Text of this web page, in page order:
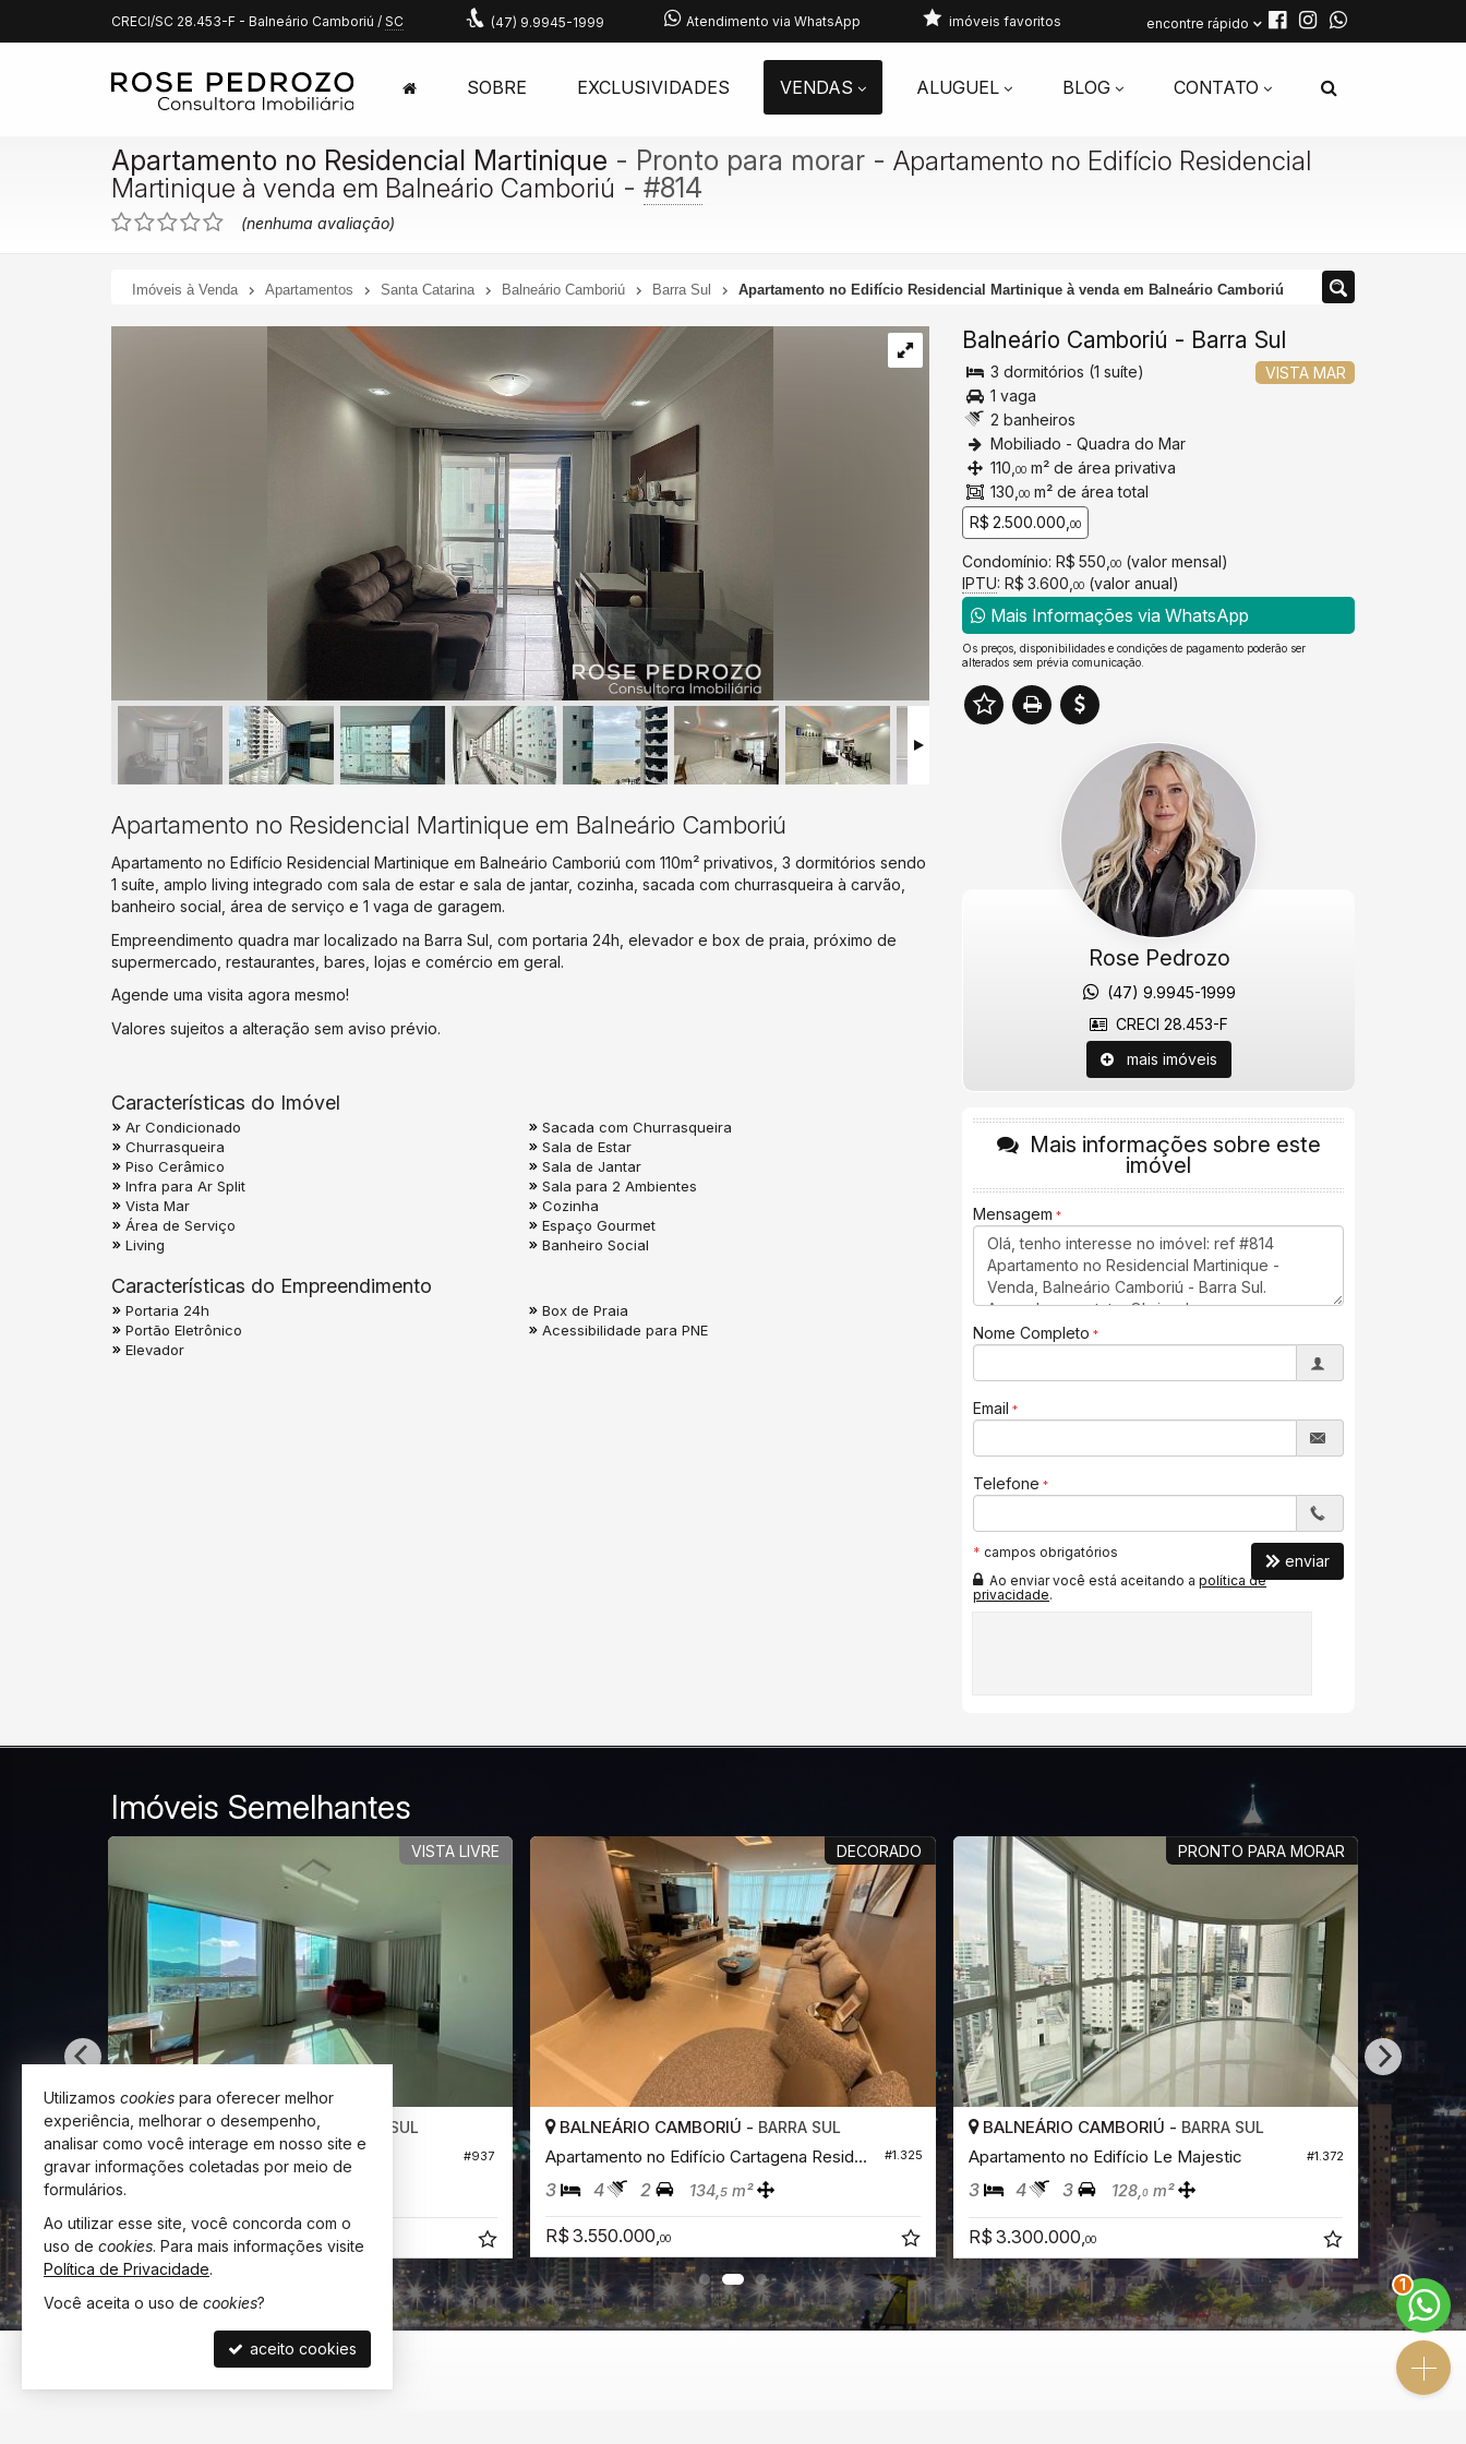
CRECI/SC 28.453-F - Balneário Camboriú / SC (47) 9.9945-1999 Atendimento via WhatsApp encontre rápido
imóveis favoritos
SOBRE EXCLUSIVIDADES VENDAS ALUGUEL BLOG CONTATO
Apartamento no Residencial Martinique - Pronto para morar - Apartamento no Edifício Residencial
Martinique à venda em Balneário Camboriú - #814
(nenhuma avaliação)
Imóveis à Venda Apartamentos Santa Catarina Balneário Camboriú Barra Sul Apartamento no Edifício Residencial Martinique à venda em Balneário Camboriú
Apartamento no Residencial Martinique em Balneário Camboriú
Apartamento no Edifício Residencial Martinique em Balneário Camboriú com 110m² privativos, 3 dormitórios sendo
1 suíte, amplo living integrado com sala de estar e sala de jantar, cozinha, sacada com churrasqueira à carvão,
banheiro social, área de serviço e 1 vaga de garagem.
Empreendimento quadra mar localizado na Barra Sul, com portaria 24h, elevador e box de praia, próximo de
supermercado, restaurantes, bares, lojas e comércio em geral.
Agende uma visita agora mesmo!
Valores sujeitos a alteração sem aviso prévio.
Características do Imóvel
Ar Condicionado
Churrasqueira
Piso Cerâmico
Infra para Ar Split
Vista Mar
Área de Serviço
Living
Sacada com Churrasqueira
Sala de Estar
Sala de Jantar
Sala para 2 Ambientes
Cozinha
Espaço Gourmet
Banheiro Social
Características do Empreendimento
Portaria 24h
Portão Eletrônico
Elevador
Box de Praia
Acessibilidade para PNE
Balneário Camboriú - Barra Sul
VISTA MAR
3 dormitórios (1 suíte)
1 vaga
2 banheiros
Mobiliado - Quadra do Mar
110, 00 m² de área privativa
130, 00 m² de área total
R$ 2.500.000, 00
Condomínio: R$ 550, 00 (valor mensal)
IPTU: R$ 3.600, 00 (valor anual)
Mais Informações via WhatsApp
Os preços, disponibilidades e condições de pagamento poderão ser
alterados sem prévia comunicação.
Rose Pedrozo
(47) 9.9945-1999
CRECI 28.453-F
mais imóveis
Mais informações sobre este
imóvel
Mensagem
Nome Completo
Email
Telefone
* campos obrigatórios
Ao enviar você está aceitando a política de
privacidade.
enviar
Imóveis Semelhantes
VISTA LIVRE
#937
BALNEÁRIO CAMBORIÚ - BARRA SUL
Apartamento no Edifício Alta Vista
3
R$ 2.000.000, 00
DECORADO
#1.325
BALNEÁRIO CAMBORIÚ - BARRA SUL
Apartamento no Edifício Cartagena Residence
3 4 2 134, 5m²
R$ 3.550.000,00
PRONTO PARA MORAR
#1.372
BALNEÁRIO CAMBORIÚ - BARRA SUL
Apartamento no Edifício Le Majestic
3 4 3 128, 0m²
R$ 3.300.000,00
3
R$
2
Utilizamos cookies para oferecer melhor
experiência, melhorar o desempenho,
analisar como você interage em nosso site e
gravar informações coletadas por meio de
formulários.
Ao utilizar esse site, você concorda com o
uso de cookies. Para mais informações visite
Política de Privacidade.
Você aceita o uso de cookies?
aceito cookies